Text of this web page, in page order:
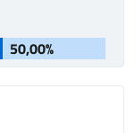
50,00%